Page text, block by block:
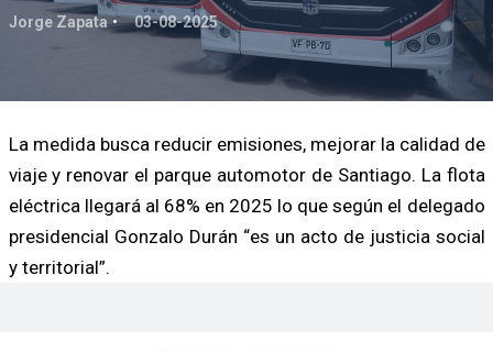
Jorge Zapata 03-08-2025
La medida busca reducir emisiones, mejorar la calidad de
viaje y renovar el parque automotor de Santiago. La flota
eléctrica llegará al 68% en 2025 lo que según el delegado
presidencial Gonzalo Durán “es un acto de justicia social
y territorial”.